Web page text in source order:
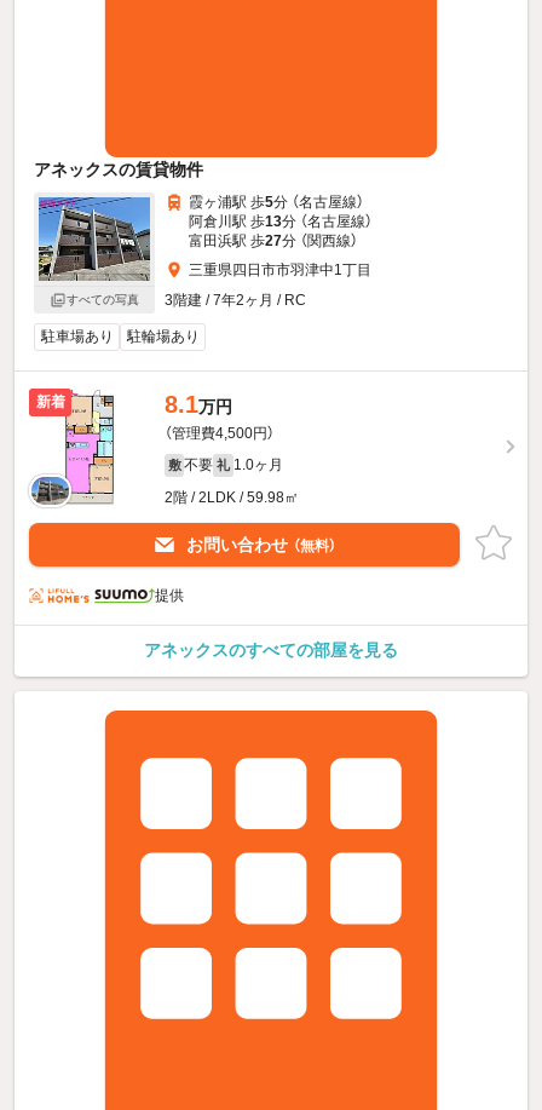
アネックスの賃貸物件
すべての写真
霞ヶ浦駅 歩5分 （名古屋線）
阿倉川駅 歩13分 （名古屋線）
富田浜駅 歩27分 （関西線）
三重県四日市市羽津中1丁目
3階建 / 7年2ヶ月 / RC
駐車場あり 駐輪場あり
新着 8.1万円
（管理費4,500円）
敷 不要 礼 1.0ヶ月
2階 / 2LDK / 59.98㎡
お問い合わせ （無料）
提供
アネックスのすべての部屋を見る